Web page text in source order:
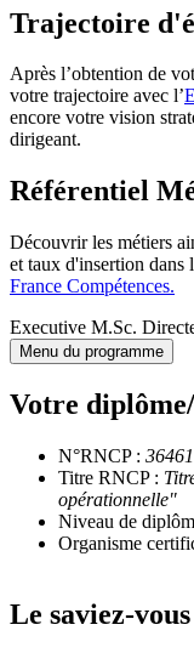
Trajectoire
Après l’obtention de
votre trajectoire avec l’
encore votre vision
dirigeant.
Référentiel
Découvrir les métiers
et taux d'insertion dans
France Compétences.
Executive M.Sc.
Menu du programme
Votre
N°RNCP : 36461
Titre RNCP :
opérationnelle"
Niveau de
Organisme
Le saviez-